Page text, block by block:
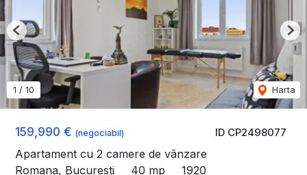
ID CP2498077
159,990 € (negociabil)
Apartament cu 2 camere de vânzare
Romana, Bucuresti
40 mp 1920
1 / 10 Harta
Previous